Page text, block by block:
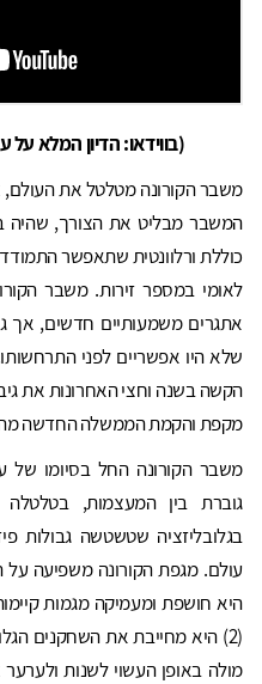
(בווידאו: הדיון המלא
משבר הקורונה מטלטל את
המשבר מבליט את הצורך, שהיה
כוללת ורלוונטית שתאפשר
לאומי במספר זירות. משבר
אתגרים משמעותיים חדשים, אך
שלא היו אפשריים לפני
הקשה בשנה וחצי האחרונות את
מקפת והקמת הממשלה החדשה
משבר הקורונה החל בסיומו של
גוברת בין המעצמות,
בגלובליזציה שטשטשה גבולות
היא חושפת ומעמיקה מגמות
(2) היא מחייבת את השחקנים
מולה באופן העשוי לשנות